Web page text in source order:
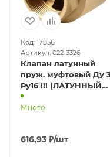
Код: 17856
Артикул: 022-3326
Клапан латунный
пруж. муфтовый Ду
Ру16 !!! (ЛАТУННЫЙ
ЗАТВОР)
Много
616,93 ₽/шт